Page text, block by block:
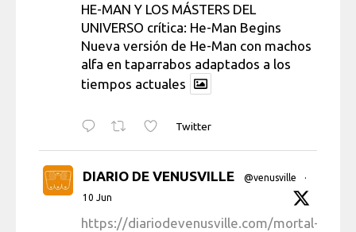
HE-MAN Y LOS MÁSTERS DEL
UNIVERSO crítica: He-Man Begins
Nueva versión de He-Man con machos
alfa en taparrabos adaptados a los
tiempos actuales
Twitter
DIARIO DE VENUSVILLE @venusville
·
10 Jun
https://diariodevenusville.com/mortal-